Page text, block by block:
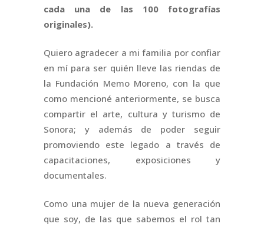
cada una de las 100 fotografías
originales).
Quiero agradecer a mi familia por confiar
en mí para ser quién lleve las riendas de
la Fundación Memo Moreno, con la que
como mencioné anteriormente, se busca
compartir el arte, cultura y turismo de
Sonora; y además de poder seguir
promoviendo este legado a través de
capacitaciones, exposiciones y
documentales.
Como una mujer de la nueva generación
que soy, de las que sabemos el rol tan